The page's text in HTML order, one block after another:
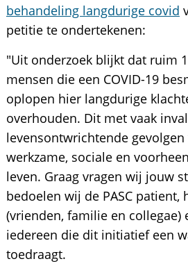
behandeling langdurige covid
petitie te ondertekenen:
"Uit onderzoek blijkt dat ruim
mensen die een COVID-19
oplopen hier langdurige
overhouden. Dit met vaak
levensontwrichtende
werkzame, sociale en
leven. Graag vragen wij jouw
bedoelen wij de PASC patient,
(vrienden, familie en collegae)
iedereen die dit initiatief een
toedraagt.